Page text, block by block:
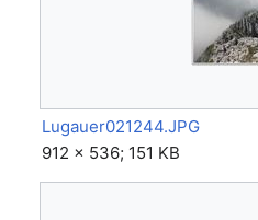
Lugauer021244.JPG
912 × 536; 151 KB